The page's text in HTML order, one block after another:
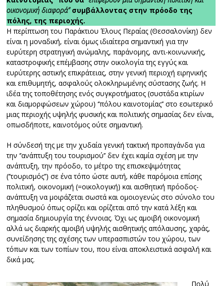
οικονομική διαφορά’’συμβάλλοντας στην πρόοδο της
πόλης, της περιοχής.
Η περίπτωση του Παράκτιου Έλους Περαίας (Θεσσαλονίκη) δεν
είναι η μοναδική, είναι όμως ιδιαίτερα σημαντική για την
ευρύτερη στρατηγική ανώμαλης, παράνομης, αντι-κοινωνικής,
καταστροφικής επέμβασης στην οικολογία της εγγύς και
ευρύτερης αστικής επικράτειας, στην γενική περιοχή ειρηνικής
και επιθυμητής, ασφαλούς ολοκληρωμένης σύστασης ζωής. Η
ιδέα της τοποθέτησης ενός συγκροτήματος (συστάδα κτιρίων
και διαμορφώσεων χώρου) ‘’πόλου καινοτομίας’’ στο εσωτερικό
μιας περιοχής υψηλής φυσικής και πολιτικής σημασίας δεν είναι,
οπωσδήποτε, καινοτόμος ούτε σημαντική.
Η σύνδεσή της με την χυδαία γενική τακτική προπαγάνδα για
την ‘’ανάπτυξη του τουρισμού’’ δεν έχει καμία σχέση με την
ανάπτυξη, την πρόοδο, το μέτρο της επισκεψιμότητας
(‘’τουρισμός’’) σε ένα τόπο ώστε αυτή, κάθε παρόμοια επίσης
πολιτική, οικονομική (=οικολογική) και αισθητική πρόοδος-
ανάπτυξη να μοιράζεται σωστά και ομοιογενώς στο σύνολο του
πληθυσμού όπως ορίζει και ορίζεται από την κατά λέξη και
σημασία δημιουργία της έννοιας. Όχι ως αμοιβή οικονομική
αλλά ως διαρκής αμοιβή υψηλής αισθητικής απόλαυσης, χαράς,
συνείδησης της σχέσης των υπερασπιστών του χώρου, των
τόπων και των τοπίων του, που είναι αποκλειστικά ασφαλή και
δικά μας.
Πολύ